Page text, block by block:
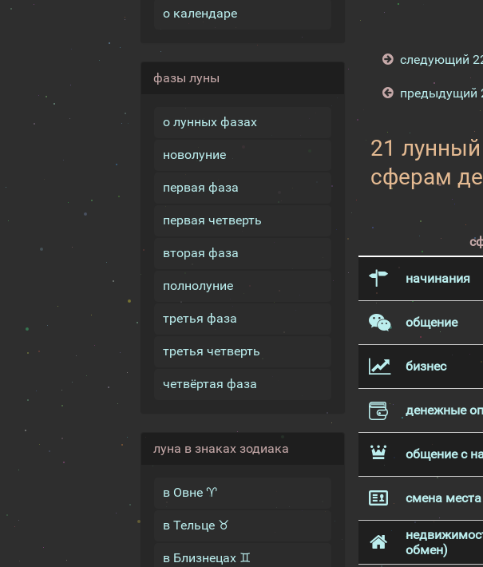
о календаре
фазы луны
о лунных фазах
новолуние
первая фаза
первая четверть
вторая фаза
полнолуние
третья фаза
третья четверть
четвёртая фаза
луна в знаках зодиака
в Овне ♈
в Тельце ♉
в Близнецах ♊
следующий
предыдущий
21
сферам
начинания
общение
бизнес
денежные
общение с
смена
обмен)